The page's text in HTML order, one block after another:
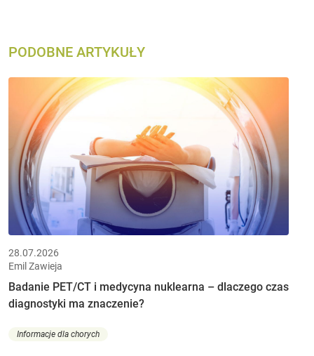
PODOBNE ARTYKUŁY
28.07.2026
Emil Zawieja
Badanie PET/CT i medycyna nuklearna – dlaczego czas
diagnostyki ma znaczenie?
Informacje dla chorych